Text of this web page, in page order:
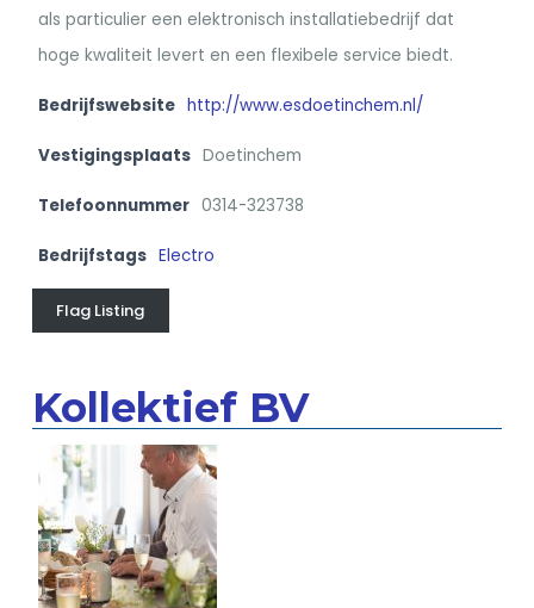
als particulier een elektronisch installatiebedrijf dat
hoge kwaliteit levert en een flexibele service biedt.
Bedrijfswebsite http://www.esdoetinchem.nl/
Vestigingsplaats Doetinchem
Telefoonnummer 0314-323738
Bedrijfstags Electro
Flag Listing
Kollektief BV